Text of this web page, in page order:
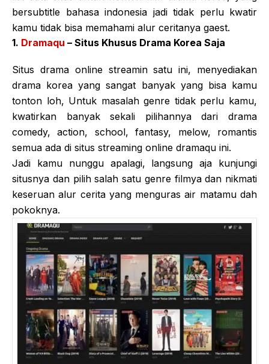
bersubtitle bahasa indonesia jadi tidak perlu kwatir
kamu tidak bisa memahami alur ceritanya gaest.
1. Dramaqu – Situs Khusus Drama Korea Saja
Situs drama online streamin satu ini, menyediakan
drama korea yang sangat banyak yang bisa kamu
tonton loh, Untuk masalah genre tidak perlu kamu,
kwatirkan banyak sekali pilihannya dari drama
comedy, action, school, fantasy, melow, romantis
semua ada di situs streaming online dramaqu ini.
Jadi kamu nunggu apalagi, langsung aja kunjungi
situsnya dan pilih salah satu genre filmya dan nikmati
keseruan alur cerita yang menguras air matamu dah
pokoknya.